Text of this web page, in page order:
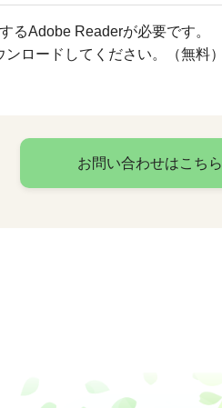
るAdobe Readerが必要です。
ロードしてください。（無料）
お問い合わせはこちら